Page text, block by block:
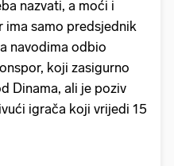
nazvati, a moći i
ima samo predsjednik
navodima odbio
koji zasigurno
Dinama, ali je poziv
igrača koji vrijedi 15